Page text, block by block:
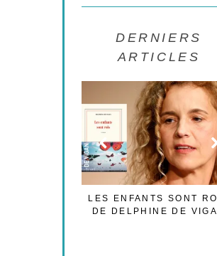
DERNIERS
ARTICLES
LES ENFANTS SONT
DE DELPHINE DE